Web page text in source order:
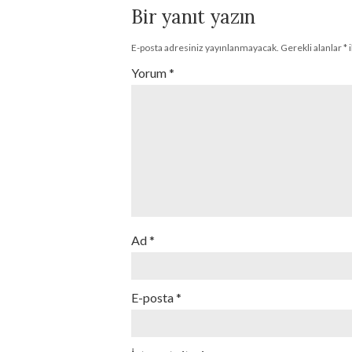
Bir yanıt yazın
E-posta adresiniz yayınlanmayacak. Gerekli alanlar*
Yorum*
Ad*
E-posta*